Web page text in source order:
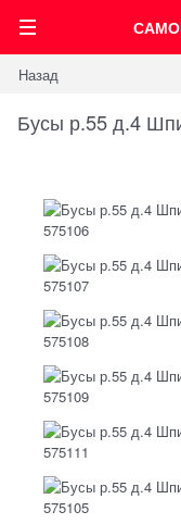
Назад
Бусы р.55 д.4